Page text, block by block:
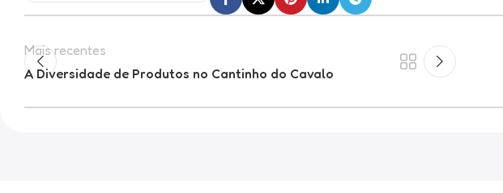
Mais recentes
A Diversidade de Produtos no Cantinho do Cavalo